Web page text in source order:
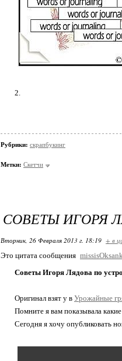
2.
Рубрики: скрапбукинг
Метки: Скетчи
СОВЕТЫ ИГОРЯ
Вторник, 26 Февраля 2013 г. 18:19 + в
Это цитата сообщения
Советы Игоря Лядова по
Оригинал взят у в Урожайные
Помните я вам показывала
Сегодня я хочу опубликовать